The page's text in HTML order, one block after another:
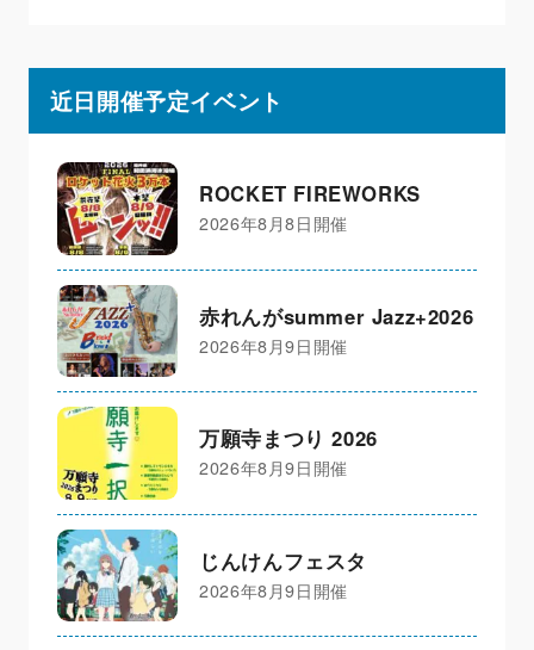
近日開催予定イベント
ROCKET FIREWORKS
2026年8月8日開催
赤れんがsummer Jazz+2026
2026年8月9日開催
万願寺まつり 2026
2026年8月9日開催
じんけんフェスタ
2026年8月9日開催